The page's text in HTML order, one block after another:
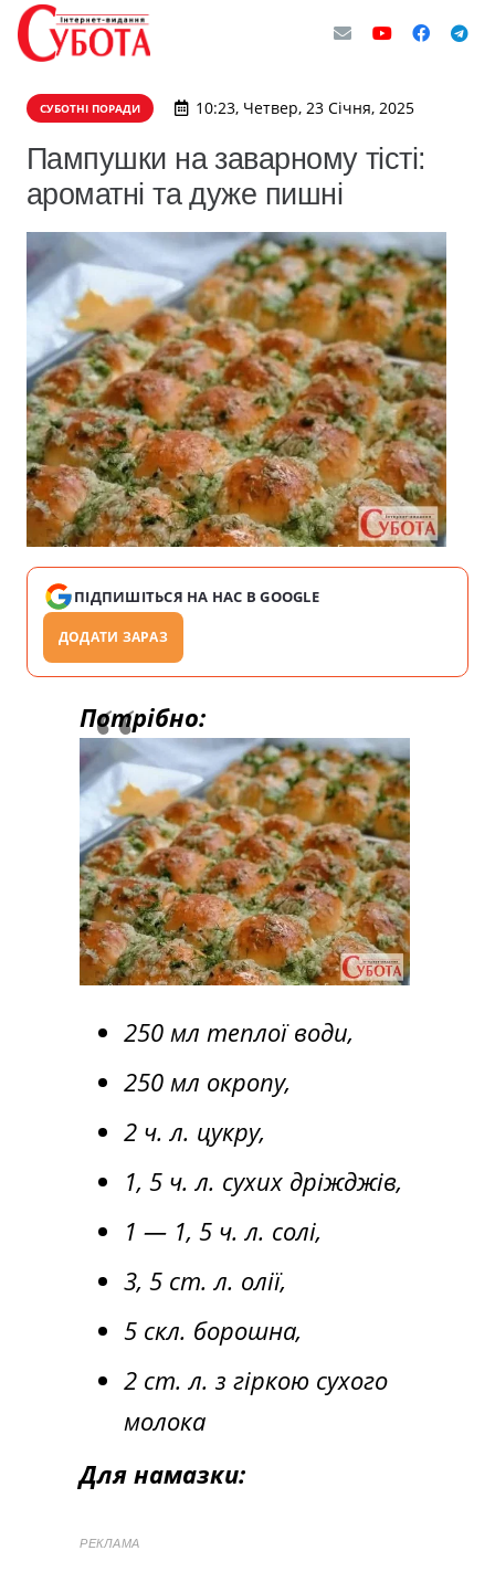
СУБОТНІ ПОРАДИ 10:23, Четвер, 23 Січня, 2025
Пампушки на заварному тісті:
ароматні та дуже пишні
ПІДПИШІТЬСЯ НА НАС В GOOGLE
ДОДАТИ ЗАРАЗ
Потрібно:
250 мл теплої води,
250 мл окропу,
2 ч. л. цукру,
1, 5 ч. л. сухих дріжджів,
1 — 1, 5 ч. л. солі,
3, 5 ст. л. олії,
5 скл. борошна,
2 ст. л. з гіркою сухого
молока
Для намазки:
РЕКЛАМА